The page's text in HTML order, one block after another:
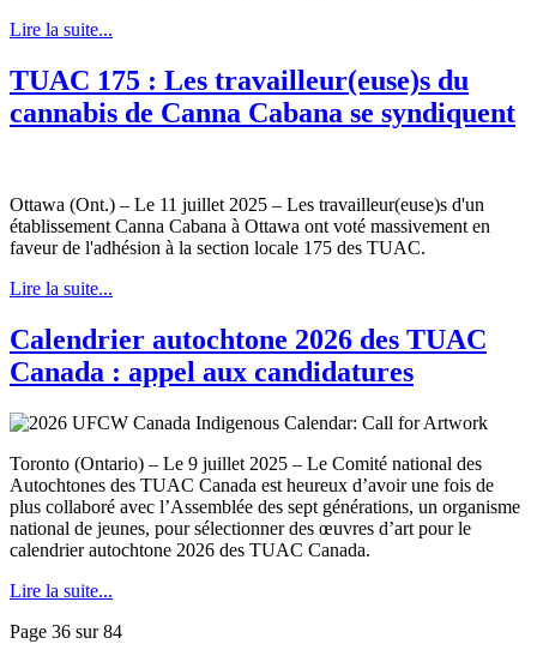
Lire la suite...
TUAC 175 : Les travailleur(euse)s du
cannabis de Canna Cabana se syndiquent
Ottawa (Ont.) – Le 11 juillet 2025 – Les travailleur(euse)s d'un
établissement Canna Cabana à Ottawa ont voté massivement en
faveur de l'adhésion à la section locale 175 des TUAC.
Lire la suite...
Calendrier autochtone 2026 des TUAC
Canada : appel aux candidatures
Toronto (Ontario) – Le 9 juillet 2025 – Le Comité national des
Autochtones des TUAC Canada est heureux d’avoir une fois de
plus collaboré avec l’Assemblée des sept générations, un organisme
national de jeunes, pour sélectionner des œuvres d’art pour le
calendrier autochtone 2026 des TUAC Canada.
Lire la suite...
Page 36 sur 84